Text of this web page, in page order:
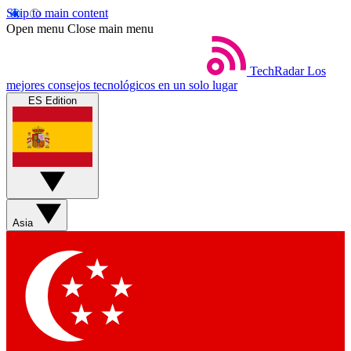
Skip to main content
Open menu Close main menu
TechRadar Los
mejores consejos tecnológicos en un solo lugar
ES Edition
Asia